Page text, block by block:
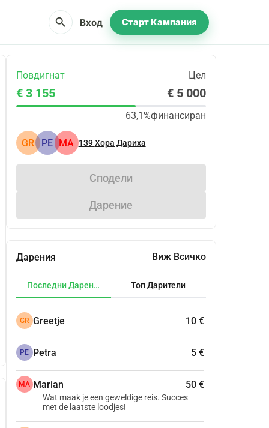
search Вход Старт Кампания
Повдигнат Цел
€ 3 155 € 5 000
63,1%финансиран
GR PE MA 139Хора Дариха
Сподели
Дарение
Дарения Виж Всичко
Последни Дарения Топ Дарители
GR Greetje 10 €
PE Petra 5 €
MA Marian 50 €
Wat maak je een geweldige reis. Succes
met de laatste loodjes!